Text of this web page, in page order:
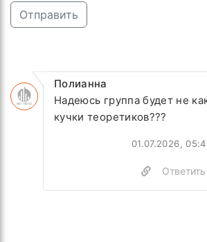
Отправить
Полианна
Надеюсь группа будет не
кучки теоретиков???
01.07.2026,
Ответить